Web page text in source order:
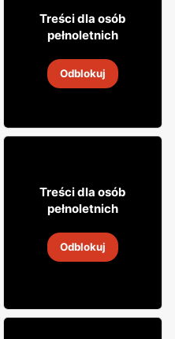
7 99
18 sie 2026
Treści dla osób
pełnoletnich
Odblokuj
2999
Wódka Żołądkowa Gorzka
18 sie 2026
Treści dla osób
pełnoletnich
Odblokuj